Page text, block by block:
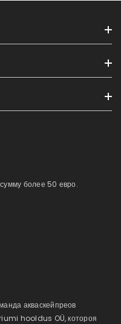
более 50 евро.
акваскейпреов
hooldus OÜ, котороя